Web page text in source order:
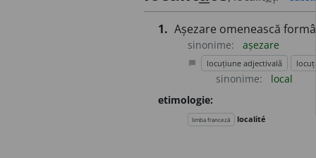
1. Așezare omenească
sinonime: așezare
chat_bubble locuțiune adjectivală
sinonime:
local
etimologie:
limba franceză localité